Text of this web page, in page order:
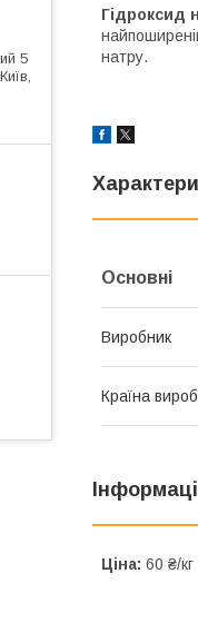
Гідроксид
натру.
Основні
Виробник
Країна
Ціна: 60 ₴/кг
5